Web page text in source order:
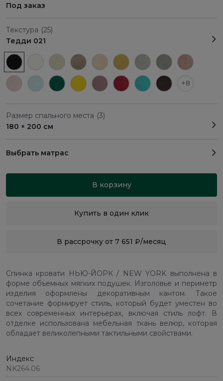
Под заказ
Текстура (25)
Тедди 021
+8
Размер спального места (3)
180 × 200 см
Выбрать матрас
В корзину
Купить в один клик
В рассрочку от 7 651 ₽/месяц
Спинка кровати НЬЮ-ЙОРК / NEW YORK выполнена в
форме объемных мягких подушек. Изголовье и периметр
изделия оформлены декоративным кантом. Такое
сочетание формирует стиль, который будет уместен во
всех современных интерьерах, включая стиль лофт. В
отделке использована мебельная ткань велюр, которая
обладает великолепными тактильными свойствами.
Индекс
NK264.06